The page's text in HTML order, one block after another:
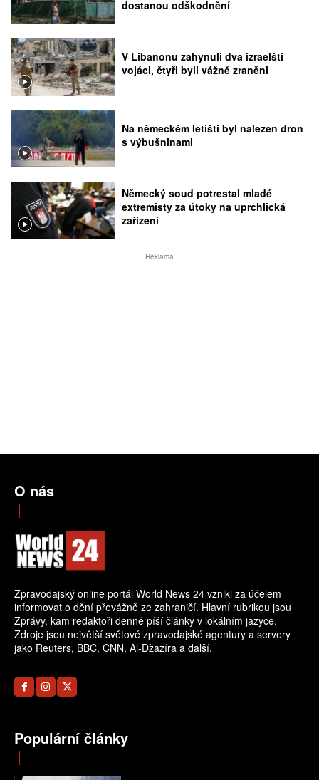
dostanou odškodnění
V Libanonu zahynuli dva izraelští
vojáci, čtyři byli vážně zraněni
Na německém letišti byl nalezen dron
s výbušninami
Německý soud potrestal mladé
extremisty za útoky na uprchlická
zařízení
Reklama
O nás
Zpravodajský online portál World News 24 vznikl za účelem
informovat o dění převážně ze zahraničí. Hlavní rubrikou jsou
Zprávy, kam redaktoři denně píší články v lokálním jazyce.
Zdroje jsou největší světové zpravodajské agentury a servery
jako Reuters, BBC, CNN, Al-Džazíra a další.
Populární články